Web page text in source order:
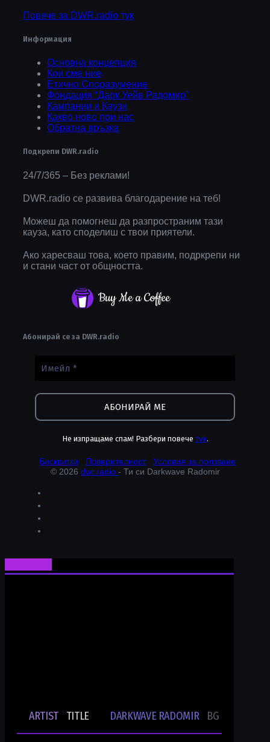
Повече за DWR.radio тук
Информация
Основна концепция
Кои сме ние
Етично Споразумение
Фондация “Дарк Уейв Радомир”
Кампании и Каузи
Какво ново при нас
Обратна връзка
Подкрепи DWR.radio
24/7/365 – Без реклами!
DWR.radio се развива благодарение на теб!
Можеш да помогнеш да разпространим тази
кауза, като споделиш с твои приятели.
Ако харесваш това, което правим, подркрепи ни
и стани част от общността.
Buy Me a Coffee
Абонирай се за DWR.radio
Не изпращаме спам! Разбери повече тук.
Бисквитки Поверителност
Условия за ползване
© 2026 dwr.radio - Ти си Darkwave Radomir
ARTIST- TITLE DARKWAVE RADOMIR BG